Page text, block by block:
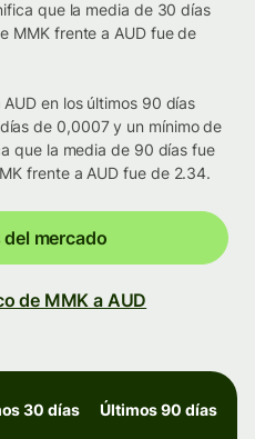
que la media de 30 días
MMK frente a AUD fue de
en los últimos 90 días
de 0,0007 y un mínimo de
que la media de 90 días fue
frente a AUD fue de 2.34.
mercado
de MMK a AUD
30 días Últimos 90 días